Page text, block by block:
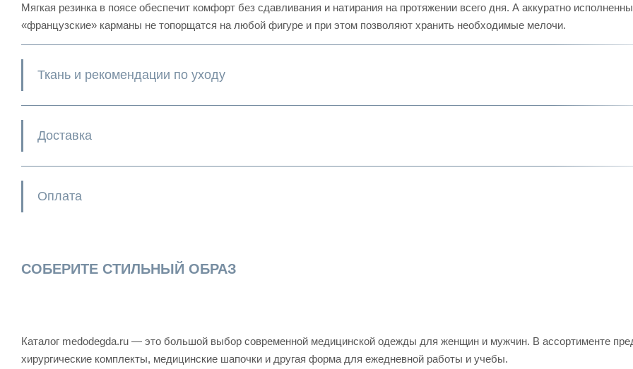
Мягкая резинка в поясе обеспечит комфорт без сдавливания и натирания на протяжении всего дня. А аккуратно
«французские» карманы не топорщатся на любой фигуре и при этом позволяют хранить необходимые мелочи.
Ткань и рекомендации по уходу
Доставка
Оплата
СОБЕРИТЕ СТИЛЬНЫЙ ОБРАЗ
Каталог medodegda.ru — это большой выбор современной медицинской одежды для женщин и мужчин. В ассортименте
хирургические комплекты, медицинские шапочки и другая форма для ежедневной работы и учебы.